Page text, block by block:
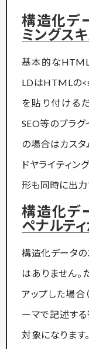
構造化デ
ミングス
基本的な
LDはHTMLの
を貼り付ける
SEO等のプラグ
の場合はカスタ
ドヤライティン
形も同時に出力
構造化デ
ペナルテ
構造化データの
はありません
アップした場合
ーマで記述す
対象になります